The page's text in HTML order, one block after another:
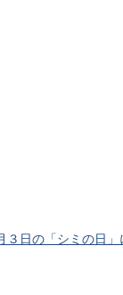
３日の「シミの日